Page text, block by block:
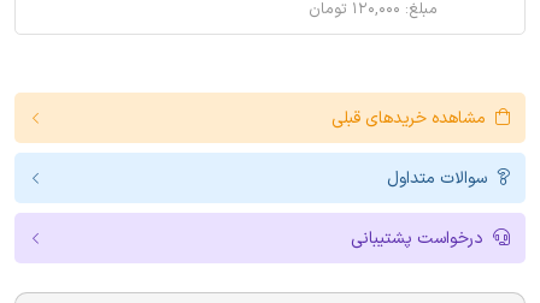
مبلغ: ۱۲۰,۰۰۰ تومان
مشاهده خریدهای قبلی
سوالات متداول
درخواست پشتیبانی